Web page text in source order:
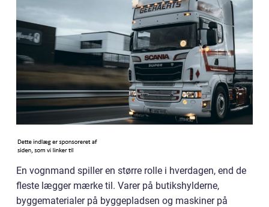
En vognmand spiller en større rolle i hverdagen, end de
fleste lægger mærke til. Varer på butikshylderne,
byggematerialer på byggepladsen og maskiner på